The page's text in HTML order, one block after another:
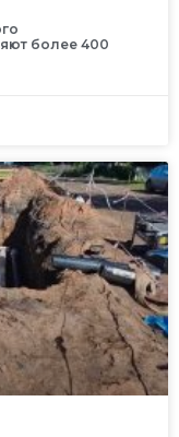
более 400